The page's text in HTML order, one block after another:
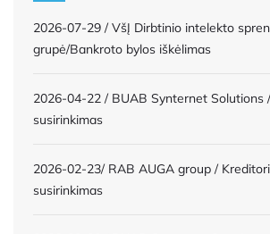
2026-07-29 / VšĮ Dirbtinio intelekto
grupė/Bankroto bylos iškėlimas
2026-04-22 / BUAB Synternet Solutions
susirinkimas
2026-02-23/ RAB AUGA group /
susirinkimas